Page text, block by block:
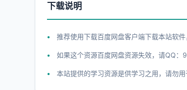
下载说明
推荐使用下载百度网盘客户端下载本站软
如果这个资源百度网盘资源失效，请QQ
本站提供的学习资源是供学习之用，请勿